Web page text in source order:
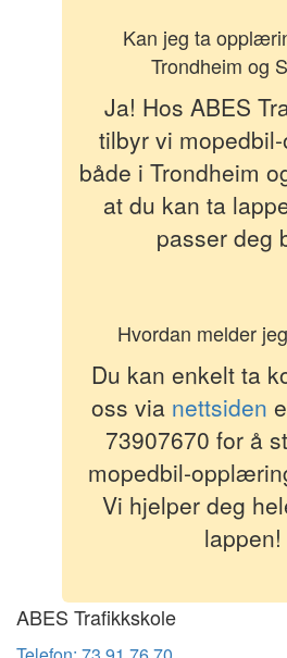
Kan jeg ta
Trondheim og
Ja! Hos ABES
tilbyr vi
både i Trondheim
at du kan ta
passer deg
Hvordan melder
Du kan enkelt ta
oss via nettsiden
73907670 for å
mopedbil-
Vi hjelper deg
lappen!
ABES Trafikkskole